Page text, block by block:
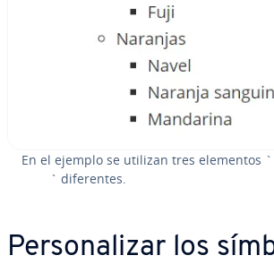
En el ejemplo se utilizan tres elementos `
` di­fe­re­n­tes.
Pe­r­so­na­li­zar los